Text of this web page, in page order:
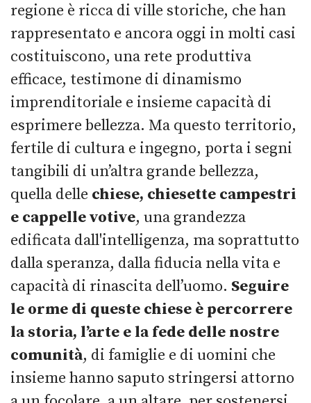
regione è ricca di ville storiche, che han
rappresentato e ancora oggi in molti casi
costituiscono, una rete produttiva
efficace, testimone di dinamismo
imprenditoriale e insieme capacità di
esprimere bellezza. Ma questo territorio,
fertile di cultura e ingegno, porta i segni
tangibili di un’altra grande bellezza,
quella delle chiese, chiesette campestri
e cappelle votive, una grandezza
edificata dall'intelligenza, ma soprattutto
dalla speranza, dalla fiducia nella vita e
capacità di rinascita dell’uomo. Seguire
le orme di queste chiese è percorrere
la storia, l’arte e la fede delle nostre
comunità, di famiglie e di uomini che
insieme hanno saputo stringersi attorno